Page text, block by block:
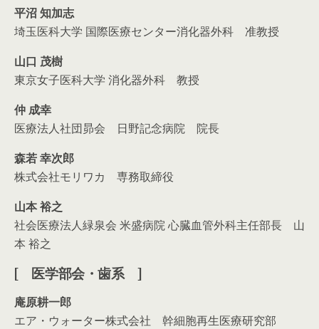
平沼 知加志
埼玉医科大学 国際医療センター消化器外科 准教授
山口 茂樹
東京女子医科大学 消化器外科 教授
仲 成幸
医療法人社団昴会 日野記念病院 院長
森若 幸次郎
株式会社モリワカ 専務取締役
山本 裕之
社会医療法人緑泉会 米盛病院 心臓血管外科主任部長 山
本 裕之
[ 医学部会・歯系 ]
庵原耕一郎
エア・ウォーター株式会社 幹細胞再生医療研究部